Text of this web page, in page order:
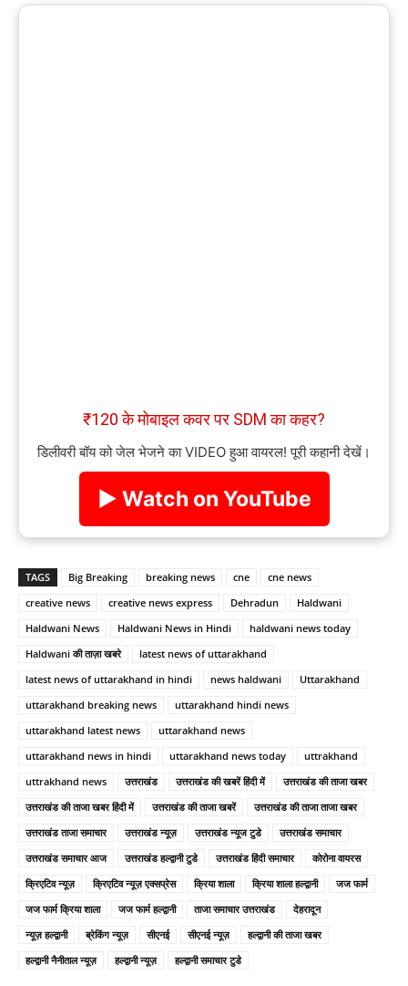
₹120 के मोबाइल कवर पर SDM का कहर?
डिलीवरी बॉय को जेल भेजने का VIDEO हुआ वायरल! पूरी कहानी देखें।
▶ Watch on YouTube
TAGS Big Breaking breaking news cne
cne news
creative news
creative news express Dehradun
Haldwani
Haldwani News
Haldwani News in Hindi
haldwani news today
Haldwani की ताज़ा खबरे
latest news of uttarakhand
latest news of uttarakhand in hindi
news haldwani
Uttarakhand
uttarakhand breaking news
uttarakhand hindi news
uttarakhand latest news
uttarakhand news
uttarakhand news in hindi
uttarakhand news today
uttrakhand
uttrakhand news
उत्तराखंड उत्तराखंड की खबरें हिंदी में
उत्तराखंड की ताजा खबर
उत्तराखंड की ताजा खबर हिंदी में
उत्तराखंड की ताजा खबरें
उत्तराखंड की ताजा ताजा खबर
उत्तराखंड ताजा समाचार
उत्तराखंड न्यूज़ उत्तराखंड न्यूज टुडे
उत्तराखंड समाचार
उत्तराखंड समाचार आज
उत्तराखंड हल्द्वानी टुडे उत्तराखंड हिंदी समाचार
कोरोना वायरस
क्रिएटिव न्यूज़
क्रिएटिव न्यूज़ एक्सप्रेस क्रिया शाला क्रिया शाला हल्द्वानी
जज फार्म
जज फार्म क्रिया शाला
जज फार्म हल्द्वानी ताजा समाचार उत्तराखंड
देहरादून
न्यूज़ हल्द्वानी
ब्रेकिंग न्यूज़ सीएनई सीएनई न्यूज़
हल्द्वानी की ताजा खबर
हल्द्वानी नैनीताल न्यूज़
हल्द्वानी न्यूज़ हल्द्वानी समाचार टुडे